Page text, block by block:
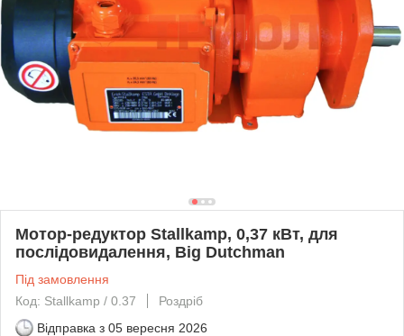
Мотор-редуктор Stallkamp, 0,37 кВт, для
послідовидалення, Big Dutchman
Під замовлення
Код: Stallkamp / 0.37
Роздріб
Відправка з 05 вересня 2026